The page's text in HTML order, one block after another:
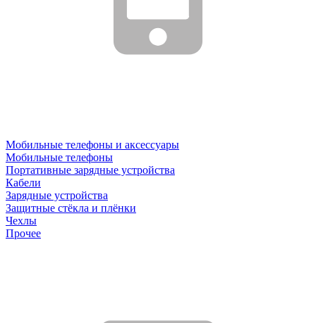
Мобильные телефоны и аксессуары
Мобильные телефоны
Портативные зарядные устройства
Кабели
Зарядные устройства
Защитные стёкла и плёнки
Чехлы
Прочее